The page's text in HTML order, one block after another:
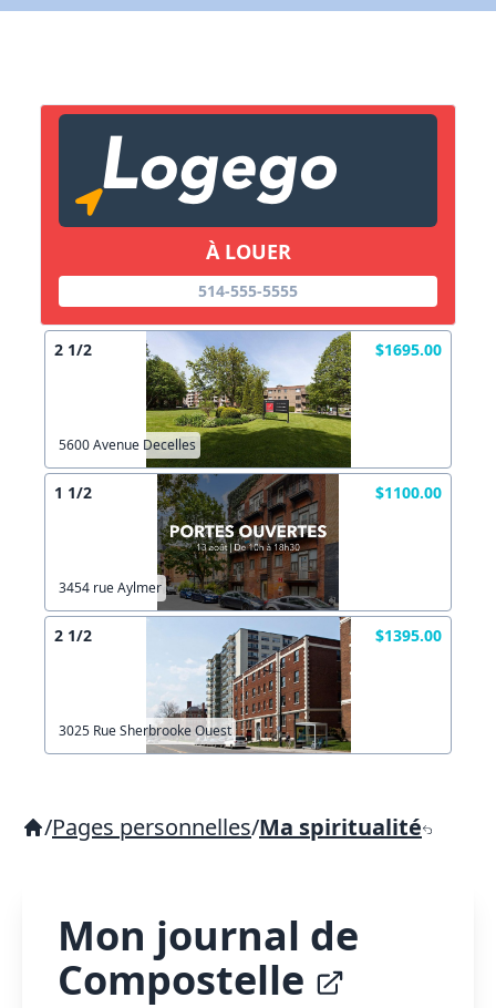
À LOUER
514-555-5555
2 1/2 $1695.00
5600 Avenue Decelles
1 1/2 $1100.00
3454 rue Aylmer
2 1/2 $1395.00
3025 Rue Sherbrooke Ouest
/Pages personnelles/Ma spiritualité
Mon journal de
Compostelle
X Fermer Envoyez
Copier lien
X Fermer